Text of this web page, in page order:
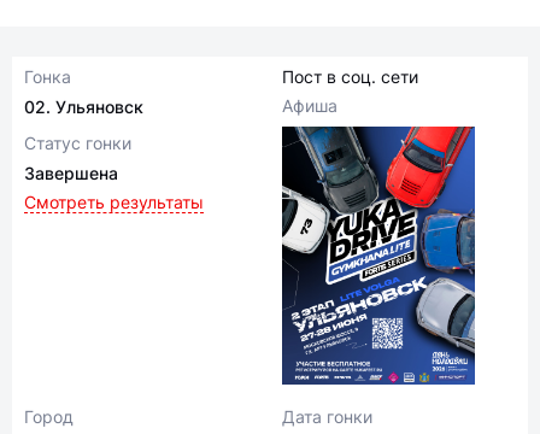
Гонка
02. Ульяновск
Статус гонки
Завершена
Смотреть результаты
Пост в соц. сети
Афиша
Город
Дата гонки